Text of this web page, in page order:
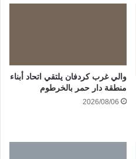
والي غرب كردفان يلتقي اتحاد أبناء
منطقة دار حمر بالخرطوم
2026/08/06